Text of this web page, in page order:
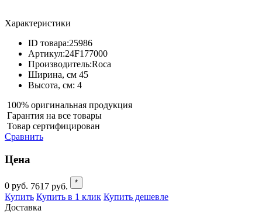
Характеристики
ID товара:25986
Артикул:24F177000
Производитель:Roca
Ширина, см 45
Высота, см: 4
100% оригинальная продукция
Гарантия на все товары
Товар сертифицирован
Сравнить
Цена
0 руб. 7617 руб. *
Купить Купить в 1 клик Купить дешевле
Доставка